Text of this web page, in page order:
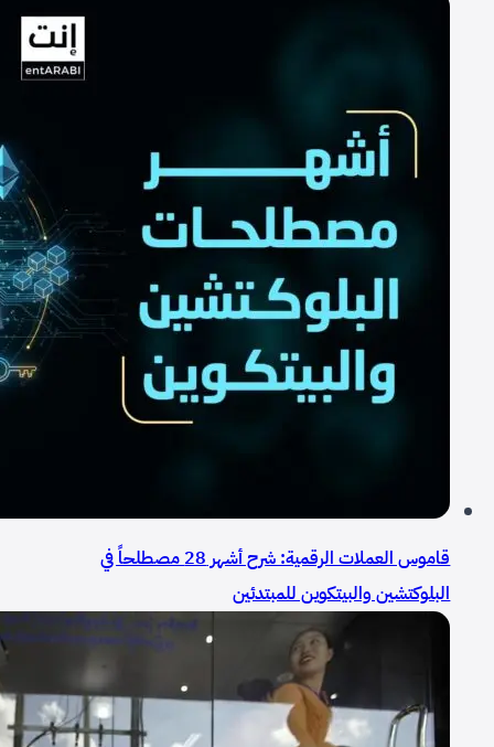
قاموس العملات الرقمية: شرح أشهر 28 مصطلحاً في
البلوكتشين والبيتكوين للمبتدئين